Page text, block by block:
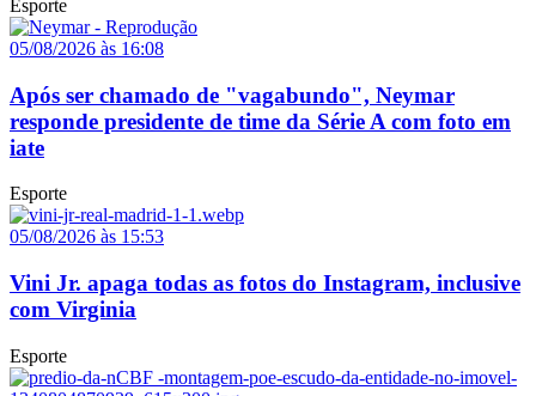
Esporte
05/08/2026 às 16:08
Após ser chamado de "vagabundo", Neymar
responde presidente de time da Série A com foto em
iate
Esporte
05/08/2026 às 15:53
Vini Jr. apaga todas as fotos do Instagram, inclusive
com Virginia
Esporte